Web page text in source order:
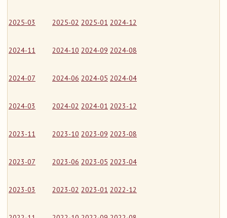
2025-03 2025-02 2025-01 2024-12
2024-11 2024-10 2024-09 2024-08
2024-07 2024-06 2024-05 2024-04
2024-03 2024-02 2024-01 2023-12
2023-11 2023-10 2023-09 2023-08
2023-07 2023-06 2023-05 2023-04
2023-03 2023-02 2023-01 2022-12